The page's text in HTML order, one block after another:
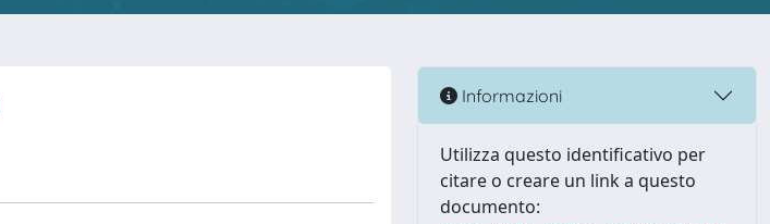
Informazioni
Utilizza questo identificativo per
citare o creare un link a questo
documento: